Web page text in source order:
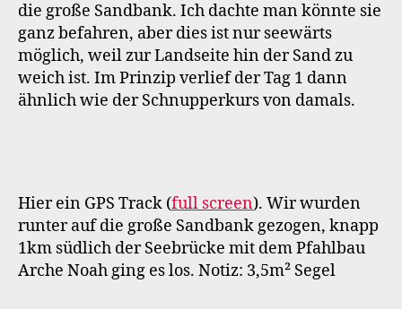
die große Sandbank. Ich dachte man könnte sie
ganz befahren, aber dies ist nur seewärts
möglich, weil zur Landseite hin der Sand zu
weich ist. Im Prinzip verlief der Tag 1 dann
ähnlich wie der Schnupperkurs von damals.
Hier ein GPS Track (full screen). Wir wurden
runter auf die große Sandbank gezogen, knapp
1km südlich der Seebrücke mit dem Pfahlbau
Arche Noah ging es los. Notiz: 3,5m² Segel